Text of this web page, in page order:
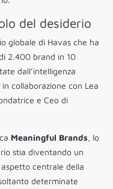
del desiderio
globale di Havas che ha
2.400 brand in 10
dall’intelligenza
collaborazione con Lea
e Ceo di
Meaningful Brands, lo
stia diventando un
centrale della
determinate